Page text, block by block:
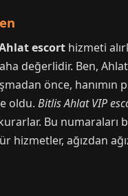
escort hizmeti
değerlidir. Ben,
önce,
oldu. Bitlis Ahlat VIP
Bu numaraları
ağızdan